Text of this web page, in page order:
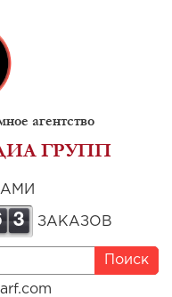
агентство
ГРУПП
3 ЗАКАЗОВ
Поиск